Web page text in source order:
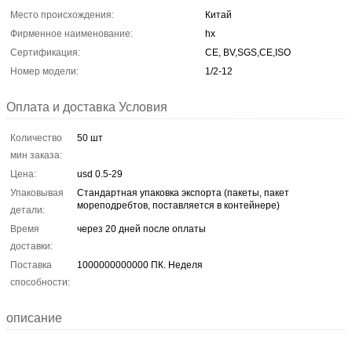
Место происхождения:
Китай
Фирменное наименование:
hx
Сертификация:
CE, BV,SGS,CE,ISO
Номер модели:
1/2-12
Оплата и доставка Условия
Количество
мин заказа:
50 шт
Цена:
usd 0.5-29
Упаковывая
детали:
Стандартная упаковка экспорта (пакеты, пакет
мореподребтов, поставляется в контейнере)
Время
доставки:
через 20 дней после оплаты
Поставка
способности:
1000000000000 ПК. Неделя
описание